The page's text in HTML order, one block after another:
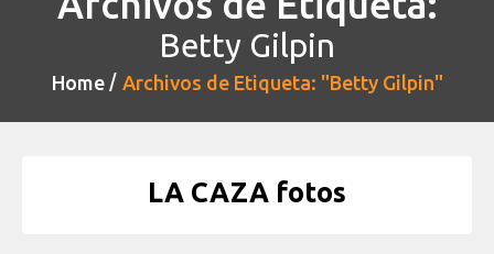
Betty Gilpin
Home Archivos de Etiqueta: "Betty Gilpin"
LA CAZA fotos